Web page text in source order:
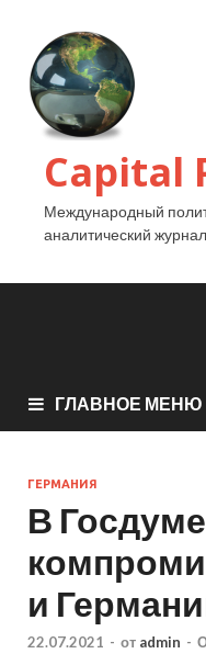
Capital
Международный
аналитический
ГЛАВНОЕ МЕНЮ
ГЕРМАНИЯ
В
и
22.07.2021 - от admin -